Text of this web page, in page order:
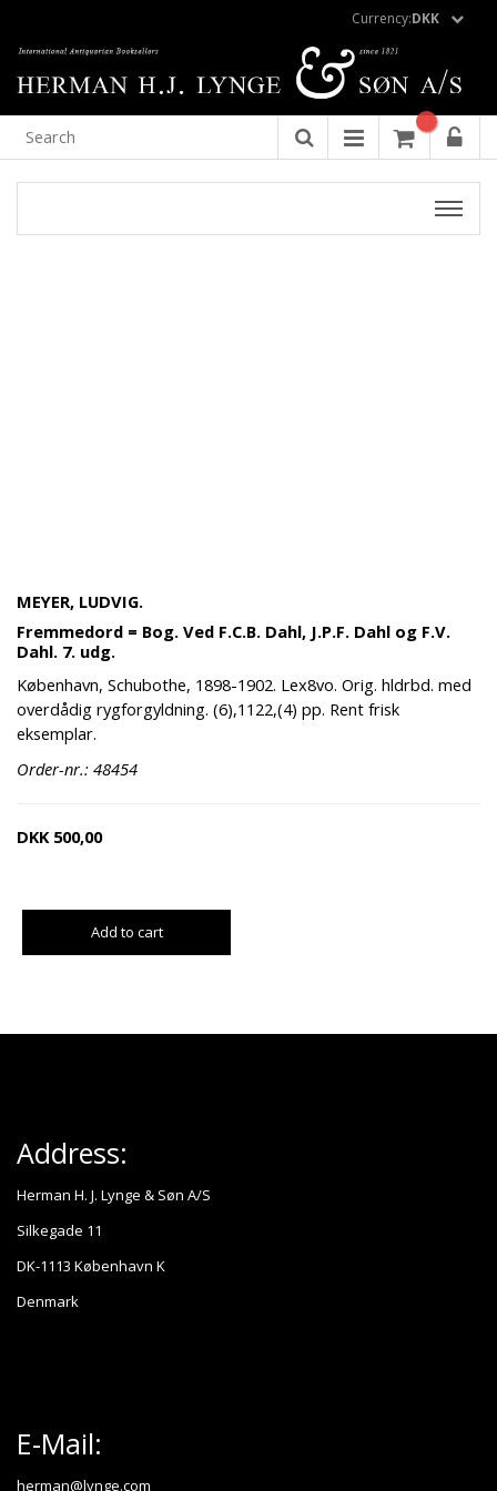
Currency:DKK
MEYER, LUDVIG.
Fremmedord = Bog. Ved F.C.B. Dahl, J.P.F. Dahl og F.V.
Dahl. 7. udg.
København, Schubothe, 1898-1902. Lex8vo. Orig. hldrbd. med
overdådig rygforgyldning. (6),1122,(4) pp. Rent frisk
eksemplar.
Order-nr.: 48454
DKK 500,00
Add to cart
Address:
Herman H. J. Lynge & Søn A/S
Silkegade 11
DK-1113 København K
Denmark
E-Mail:
herman@lynge.com